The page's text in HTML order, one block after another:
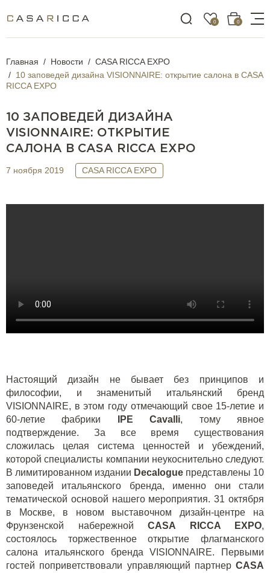
0 0
Главная Новости
CASA RICCA EXPO
10 заповедей дизайна VISIONNAIRE: открытие салона в CASA
RICCA EXPO
10 ЗАПОВЕДЕЙ ДИЗАЙНА
VISIONNAIRE: ОТКРЫТИЕ
САЛОНА В CASA RICCA EXPO
7 ноября 2019 CASA RICCA EXPO
Настоящий дизайн не бывает без принципов и
философии, и знаменитый итальянский бренд
VISIONNAIRE, в этом году отмечающий свое 15-летие и
60-летие фабрики
IPE Cavalli, тому явное
подтверждение. За все время существования
сложилась целая система ценностей и убеждений,
которой специалисты компании неукоснительно следуют.
В лимитированном издании Decalogue представлены 10
заповедей итальянского бренда, именно они стали
тематической основой нашего мероприятия. 31 октября
в Москве, в новом выставочном дизайн-центре на
Фрунзенской набережной CASA RICCA EXPO,
состоялось торжественное открытие флагманского
салона итальянского бренда VISIONNAIRE. Первыми
гостей поприветствовали управляющий партнер CASA